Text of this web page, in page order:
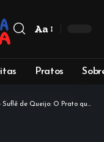
Aa
Pratos
Suflê de Queijo: O Prato que Conecta Memórias e Resistência no Cinema Brasileiro